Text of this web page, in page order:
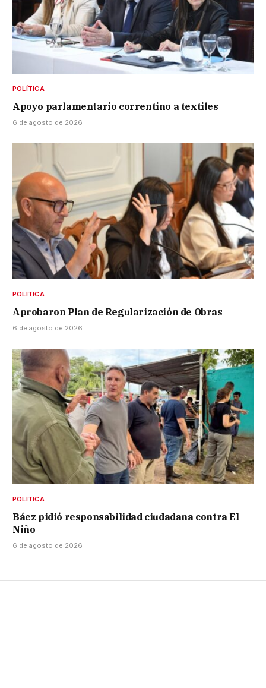
POLÍTICA
Apoyo parlamentario correntino a textiles
6 de agosto de 2026
POLÍTICA
Aprobaron Plan de Regularización de Obras
6 de agosto de 2026
POLÍTICA
Báez pidió responsabilidad ciudadana contra El
Niño
6 de agosto de 2026